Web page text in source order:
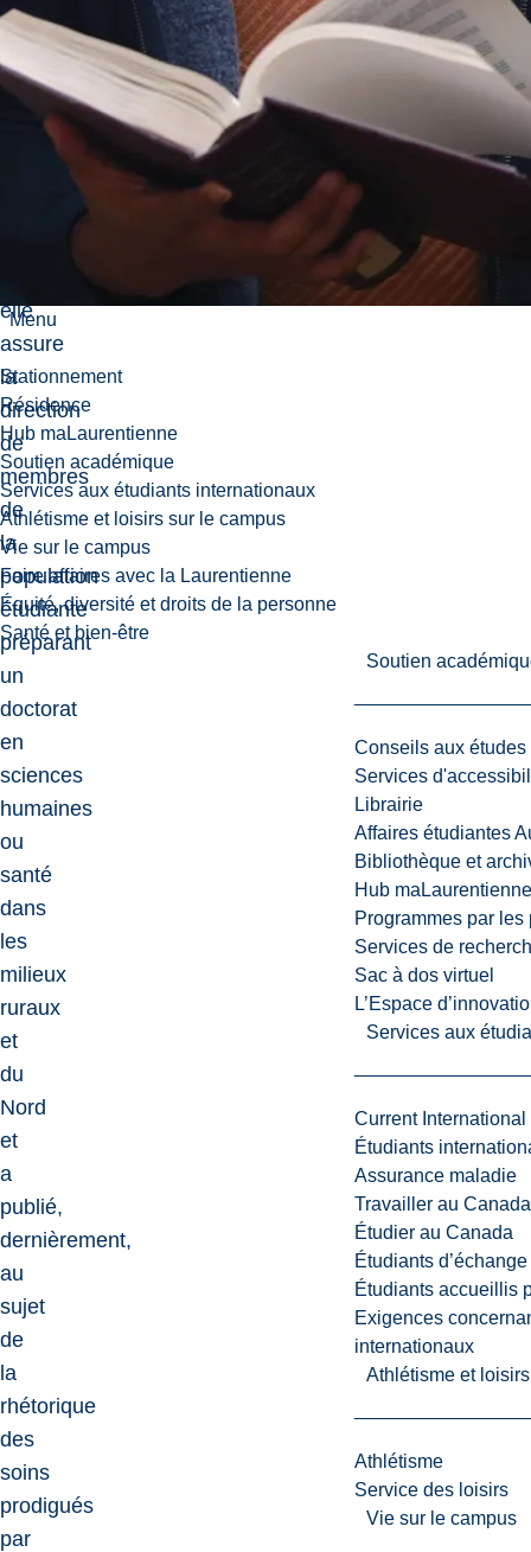
Menu
Stationnement
Résidence
Hub maLaurentienne
Soutien académique
Services aux étudiants internationaux
Athlétisme et loisirs sur le campus
Vie sur le campus
Faire affaires avec la Laurentienne
Équité, diversité et droits de la personne
Santé et bien-être
Soutien
Conseils aux études
Services
Librairie
Affaires étudiantes
Bibliothèque et
Hub maLaurentienne
Programmes par les
Services de
Sac à dos virtuel
L’Espace
Services aux
Current International
Étudiants
Assurance maladie
Travailler au Canada
Étudier au Canada
Étudiants
Étudiants accueillis
Exigences
internationaux
Athlétisme et
Athlétisme
Service des loisirs
Vie sur le campus
ès
arts
en
humanités
(interprétation
elle
assure
la
direction
de
membres
de
la
population
étudiante
préparant
un
doctorat
en
sciences
humaines
ou
santé
dans
les
milieux
ruraux
et
du
Nord
et
a
publié,
dernièrement,
au
sujet
de
la
rhétorique
des
soins
prodigués
par